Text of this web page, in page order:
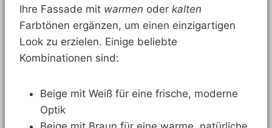
Ihre Fassade mit warmen oder kalten
Farbtönen ergänzen, um einen einzigartigen
Look zu erzielen. Einige beliebte
Kombinationen sind:
Beige mit Weiß für eine frische, moderne
Optik